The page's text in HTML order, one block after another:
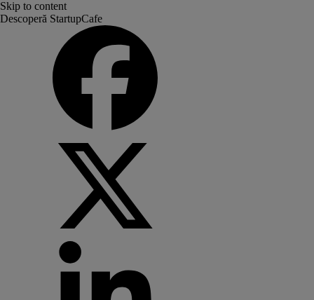
Skip to content
Descoperă StartupCafe